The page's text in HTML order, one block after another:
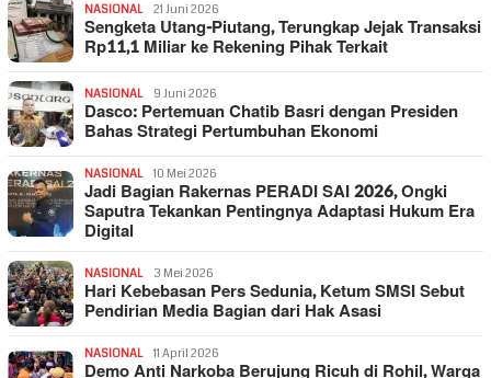
NASIONAL 21 Juni 2026
Sengketa Utang-Piutang, Terungkap Jejak Transaksi
Rp11,1 Miliar ke Rekening Pihak Terkait
NASIONAL 9 Juni 2026
Dasco: Pertemuan Chatib Basri dengan Presiden
Bahas Strategi Pertumbuhan Ekonomi
NASIONAL 10 Mei 2026
Jadi Bagian Rakernas PERADI SAI 2026, Ongki
Saputra Tekankan Pentingnya Adaptasi Hukum Era
Digital
NASIONAL 3 Mei 2026
Hari Kebebasan Pers Sedunia, Ketum SMSI Sebut
Pendirian Media Bagian dari Hak Asasi
NASIONAL 11 April 2026